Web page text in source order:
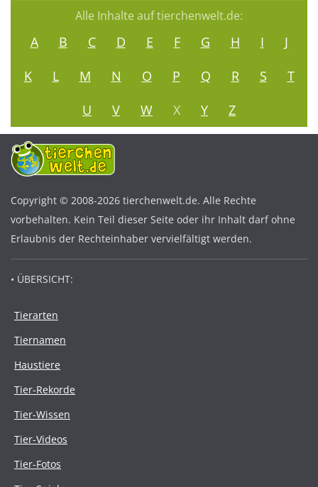
Alle Inhalte auf tierchenwelt.de:
A B C D E F G H I
J
K
L M N O P Q R S
T
U
V W X Y Z
Copyright © 2008-2026 tierchenwelt.de. Alle Rechte
vorbehalten. Kein Teil dieser Seite oder ihr Inhalt darf ohne
Erlaubnis der Rechteinhaber vervielfältigt werden.
• ÜBERSICHT:
Tierarten
Tiernamen
Haustiere
Tier-Rekorde
Tier-Wissen
Tier-Videos
Tier-Fotos